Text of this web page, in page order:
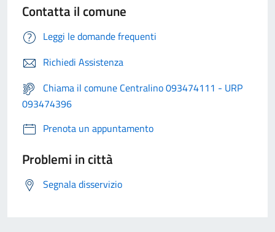
Contatta il comune
Leggi le domande frequenti
Richiedi Assistenza
Chiama il comune Centralino 093474111 - URP
093474396
Prenota un appuntamento
Problemi in città
Segnala disservizio